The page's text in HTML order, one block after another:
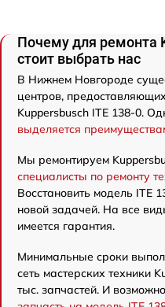
Почему для ремонта
стоит выбрать нас
В Нижнем Новгороде
центров,
Kuppersbusch ITE 138-0.
выделяется
Мы ремонтируем
специалисты по ремонту
Восстановить модель ITE
новой задачей. На все
имеется гарантия.
Минимальные сроки
сеть мастерских техники
тыс. запчастей. И